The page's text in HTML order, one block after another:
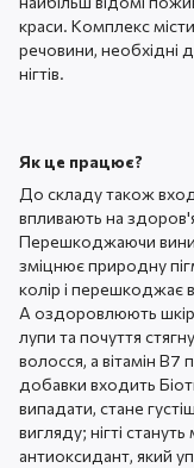
краси. Комплекс
речовини, необхідні
нігтів.
Як це працює?
До складу також
впливають на
Перешкоджаючи
зміцнює природну
колір і перешкоджає
А оздоровлюють
лупи та почуття
волосся, а вітамін
добавки входить
випадати, стане
вигляду; нігті
антиоксидант, який